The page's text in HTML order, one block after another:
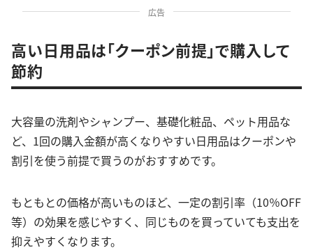
広告
高い日用品は「クーポン前提」で購入して
節約
大容量の洗剤やシャンプー、基礎化粧品、ペット用品な
ど、1回の購入金額が高くなりやすい日用品はクーポンや
割引を使う前提で買うのがおすすめです。
もともとの価格が高いものほど、一定の割引率（10％OFF
等）の効果を感じやすく、同じものを買っていても支出を
抑えやすくなります。